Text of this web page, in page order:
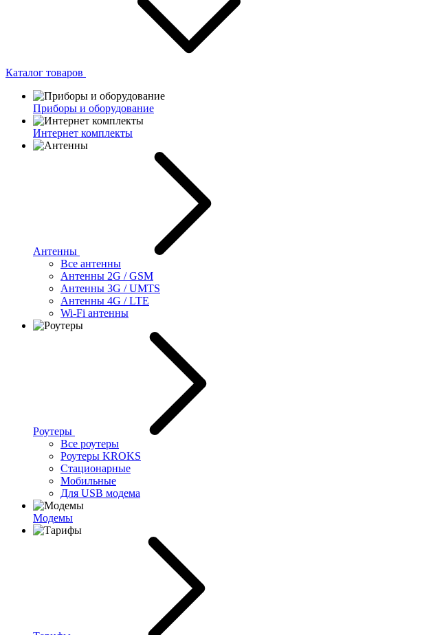
Каталог товаров
Приборы и оборудование
Интернет комплекты
Антенны
Все антенны
Антенны 2G / GSM
Антенны 3G / UMTS
Антенны 4G / LTE
Wi-Fi антенны
Роутеры
Все роутеры
Роутеры KROKS
Стационарные
Мобильные
Для USB модема
Модемы